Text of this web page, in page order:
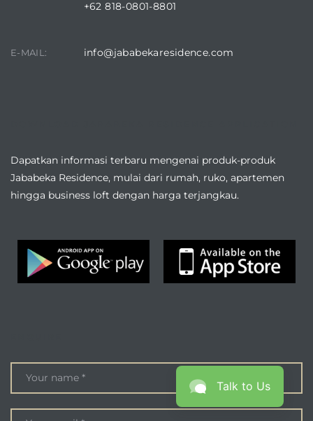
+62 818-0801-8801
E-MAIL: info@jababekaresidence.com
Dapatkan informasi terbaru mengenai produk-produk
Jababeka Residence, mulai dari rumah, ruko, apartemen
hingga business loft dengan harga terjangkau.
Talk to Us